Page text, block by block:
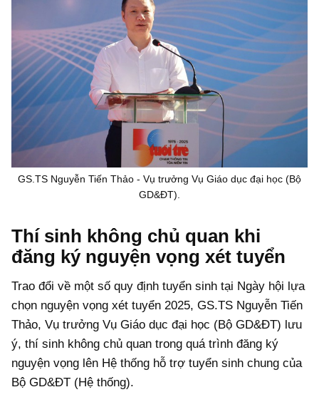
GS.TS Nguyễn Tiến Thảo - Vụ trưởng Vụ Giáo dục đại học (Bộ
GD&ĐT).
Thí sinh không chủ quan khi
đăng ký nguyện vọng xét tuyển
Trao đổi về một số quy định tuyển sinh tại Ngày hội lựa
chọn nguyện vọng xét tuyển 2025, GS.TS Nguyễn Tiến
Thảo, Vụ trưởng Vụ Giáo dục đại học (Bộ GD&ĐT) lưu
ý, thí sinh không chủ quan trong quá trình đăng ký
nguyện vọng lên Hệ thống hỗ trợ tuyển sinh chung của
Bộ GD&ĐT (Hệ thống).